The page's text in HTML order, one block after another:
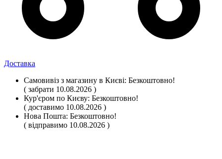
Доставка
Самовивіз з магазину в Києві: Безкоштовно!
( забрати 10.08.2026 )
Кур'єром по Києву: Безкоштовно!
( доставимо 10.08.2026 )
Нова Пошта: Безкоштовно!
( відправимо 10.08.2026 )